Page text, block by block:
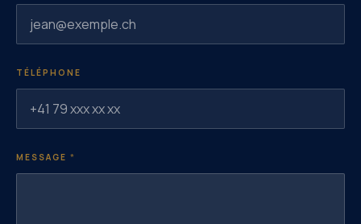
TÉLÉPHONE
MESSAGE *